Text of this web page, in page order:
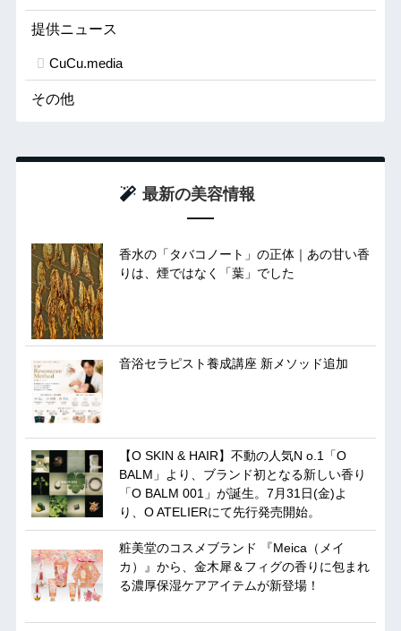
提供ニュース
CuCu.media
その他
最新の美容情報
香水の「タバコノート」の正体｜あの甘い香
りは、煙ではなく「葉」でした
音浴セラピスト養成講座 新メソッド追加
【O SKIN & HAIR】不動の人気N o.1「O
BALM」より、ブランド初となる新しい香り
「O BALM 001」が誕生。7月31日(金)よ
り、O ATELIERにて先行発売開始。
粧美堂のコスメブランド 『Meica（メイ
カ）』から、金木犀＆フィグの香りに包まれ
る濃厚保湿ケアアイテムが新登場！